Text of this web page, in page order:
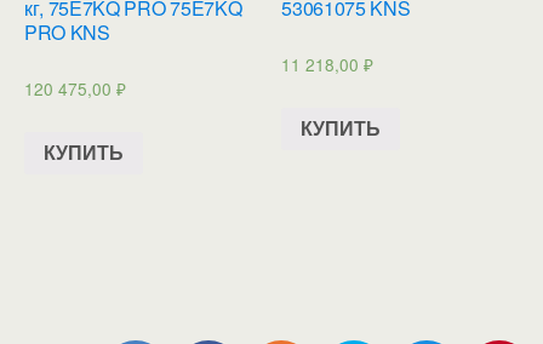
кг, 75E7KQ PRO 75E7KQ
PRO KNS
120 475,00 ₽
КУПИТЬ
53061075 KNS
11 218,00₽
КУПИТЬ